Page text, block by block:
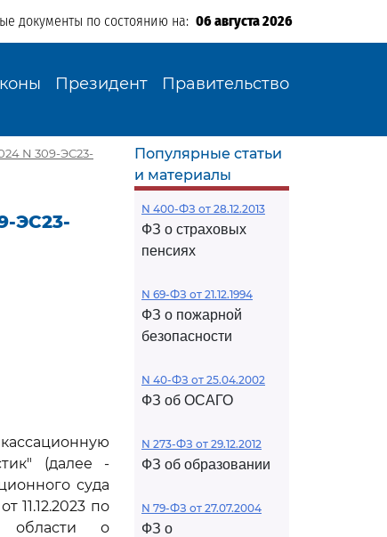
документы по состоянию на: 06 августа 2026
Президент Правительство
N 309-ЭС23-
ЭС23-
(далее -
суда
11.12.2023 по
области о
Популярные статьи
и материалы
N 400-ФЗ от 28.12.2013
ФЗ о страховых
пенсиях
N 69-ФЗ от 21.12.1994
ФЗ о пожарной
безопасности
N 40-ФЗ от 25.04.2002
ФЗ об ОСАГО
N 273-ФЗ от 29.12.2012
ФЗ об образовании
N 79-ФЗ от 27.07.2004
ФЗ о